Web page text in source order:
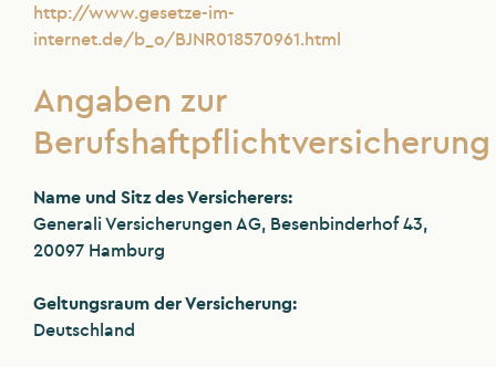
http://www.gesetze-im-
internet.de/b_o/BJNR018570961.html
Angaben zur
Berufshaftpflichtversicherung
Name und Sitz des Versicherers:
Generali Versicherungen AG, Besenbinderhof 43,
20097 Hamburg
Geltungsraum der Versicherung:
Deutschland